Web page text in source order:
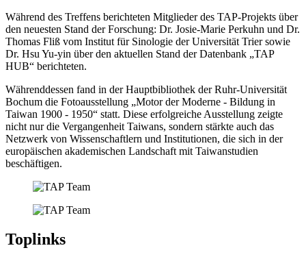
Während des Treffens berichteten Mitglieder des TAP-Projekts über
den neuesten Stand der Forschung: Dr. Josie-Marie Perkuhn und Dr.
Thomas Fliß vom Institut für Sinologie der Universität Trier sowie
Dr. Hsu Yu-yin über den aktuellen Stand der Datenbank „TAP
HUB“ berichteten.
Währenddessen fand in der Hauptbibliothek der Ruhr-Universität
Bochum die Fotoausstellung „Motor der Moderne - Bildung in
Taiwan 1900 - 1950“ statt. Diese erfolgreiche Ausstellung zeigte
nicht nur die Vergangenheit Taiwans, sondern stärkte auch das
Netzwerk von Wissenschaftlern und Institutionen, die sich in der
europäischen akademischen Landschaft mit Taiwanstudien
beschäftigen.
Toplinks